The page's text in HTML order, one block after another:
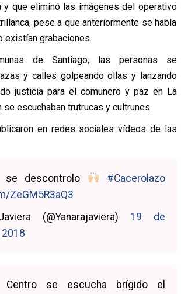
y que eliminó las imágenes del operativo
pese a que anteriormente se había
existían grabaciones.
de Santiago, las personas se
y calles golpeando ollas y lanzando
justicia para el comunero y paz en La
se escuchaban trutrucas y cultrunes.
en redes sociales vídeos de las
se descontrolo
#Cacerolazo
ZeGM5R3aQ3
(@Yanarajaviera) 19 de
Centro se escucha brígido el